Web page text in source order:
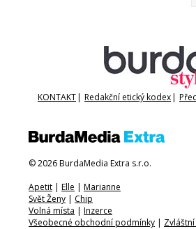
KONTAKT| Redakční etický kodex|
© 2026 BurdaMedia Extra s.r.o.
Apetit | Elle | Marianne
Svět Ženy | Chip
Volná místa | Inzerce
Všeobecné obchodní podmínky |